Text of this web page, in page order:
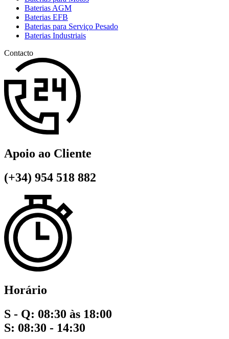
Baterias AGM
Baterias EFB
Baterias para Serviço Pesado
Baterias Industriais
Contacto
Apoio ao Cliente
(+34) 954 518 882
Horário
S - Q: 08:30 às 18:00
S: 08:30 - 14:30